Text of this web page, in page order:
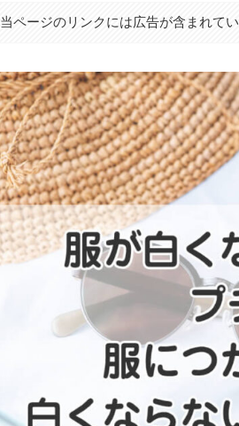
当ページのリンクには広告が含まれてい